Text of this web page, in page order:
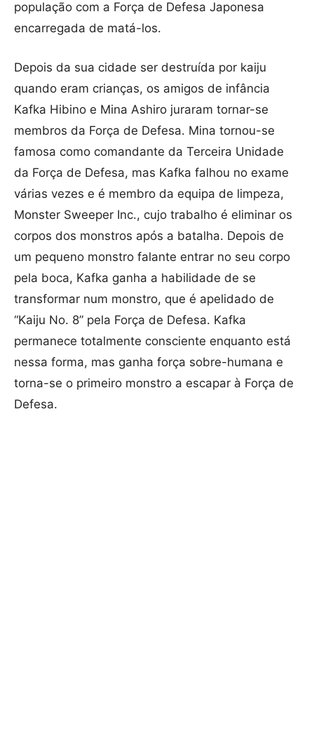
população com a Força de Defesa Japonesa
encarregada de matá-los.
Depois da sua cidade ser destruída por kaiju
quando eram crianças, os amigos de infância
Kafka Hibino e Mina Ashiro juraram tornar-se
membros da Força de Defesa. Mina tornou-se
famosa como comandante da Terceira Unidade
da Força de Defesa, mas Kafka falhou no exame
várias vezes e é membro da equipa de limpeza,
Monster Sweeper Inc., cujo trabalho é eliminar os
corpos dos monstros após a batalha. Depois de
um pequeno monstro falante entrar no seu corpo
pela boca, Kafka ganha a habilidade de se
transformar num monstro, que é apelidado de
“Kaiju No. 8” pela Força de Defesa. Kafka
permanece totalmente consciente enquanto está
nessa forma, mas ganha força sobre-humana e
torna-se o primeiro monstro a escapar à Força de
Defesa.